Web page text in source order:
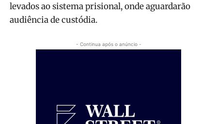
levados ao sistema prisional, onde aguardarão
audiência de custódia.
- Continua após o anúncio -